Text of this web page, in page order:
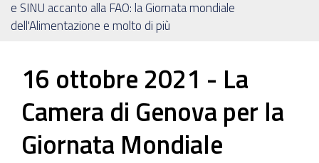
e SINU accanto alla FAO: la Giornata mondiale
dell'Alimentazione e molto di più
16 ottobre 2021 - La
Camera di Genova per la
Giornata Mondiale